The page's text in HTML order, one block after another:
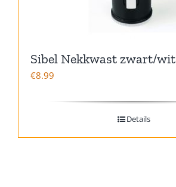
Sibel Nekkwast zwart/wit
€8.99
Details